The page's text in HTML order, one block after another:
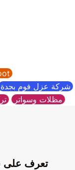
yalla shoot
شركة عزل فوم
مظلات وسواتر
تعرف على